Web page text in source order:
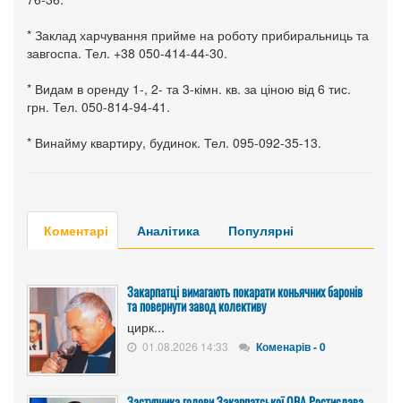
* Заклад харчування прийме на роботу прибиральниць та
завгоспа. Тел. +38 050-414-44-30.
* Видам в оренду 1-, 2- та 3-кімн. кв. за ціною від 6 тис.
грн. Тел. 050-814-94-41.
* Винайму квартиру, будинок. Тел. 095-092-35-13.
Коментарі Аналітика Популярні
Закарпатці вимагають покарати коньячних баронів
та повернути завод колективу
цирк...
01.08.2026 14:33 Коменарів - 0